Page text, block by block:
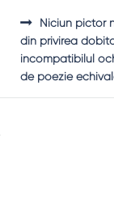
Niciun pictor
din privirea
incompatibilul
de poezie